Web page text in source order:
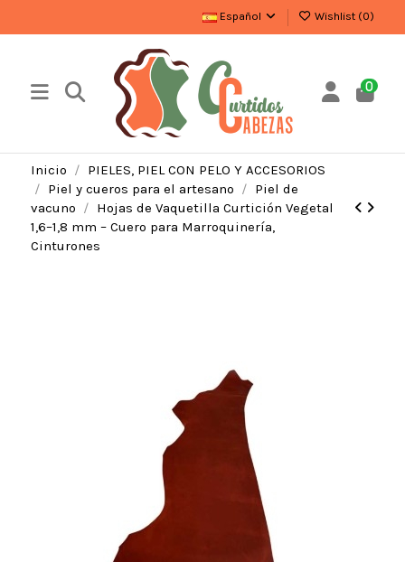
Español Wishlist (0)
0
Inicio
PIELES, PIEL CON PELO Y ACCESORIOS
Piel y cueros para el artesano
Piel de
vacuno
Hojas de Vaquetilla Curtición Vegetal
1,6–1,8 mm – Cuero para Marroquinería,
Cinturones